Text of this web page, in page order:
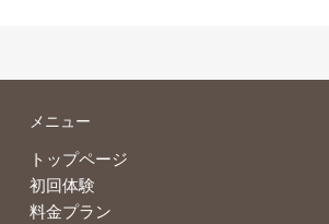
メニュー
トップページ
初回体験
料金プラン